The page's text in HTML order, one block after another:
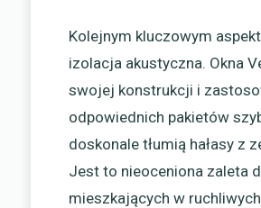
Kolejnym kluczowym
izolacja akustyczna. Okna
swojej konstrukcji i
odpowiednich pakietów
doskonale tłumią hałasy z
Jest to nieoceniona zaleta
mieszkających w